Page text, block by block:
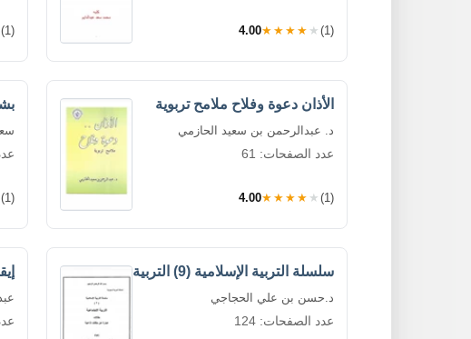
4.00★★★★★ (1)
(1)
الأذان دعوة وفلاح ملامح تربوية
د. عبدالرحمن بن سعيد الحازمي
عدد الصفحات: 61
4.00★★★★★ (1)
(1)
سلسلة التربية الإسلامية (9) التربية
د.حسن بن علي الحجاجي
عدد الصفحات: 124